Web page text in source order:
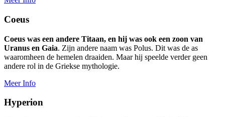
Coeus
Coeus was een andere Titaan, en hij was ook een zoon van
Uranus en Gaia. Zijn andere naam was Polus. Dit was de as
waaromheen de hemelen draaiden. Maar hij speelde verder geen
andere rol in de Griekse mythologie.
Meer Info
Hyperion